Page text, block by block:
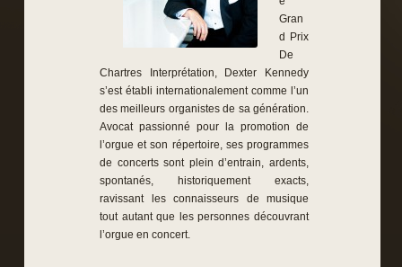
Gran
d Prix
De
Chartres Interprétation, Dexter Kennedy
s’est établi internationalement comme l’un
des meilleurs organistes de sa génération.
Avocat passionné pour la promotion de
l’orgue et son répertoire, ses programmes
de concerts sont plein d’entrain, ardents,
spontanés, historiquement exacts,
ravissant les connaisseurs de musique
tout autant que les personnes découvrant
l’orgue en concert.